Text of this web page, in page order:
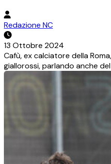
Redazione NC
13 Ottobre 2024
Cafù, ex calciatore della
giallorossi, parlando anche